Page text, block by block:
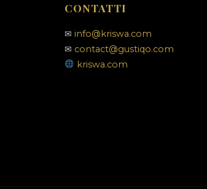
CONTATTI
✉ info@kriswa.com
✉ contact@gustiqo.com
kriswa.com